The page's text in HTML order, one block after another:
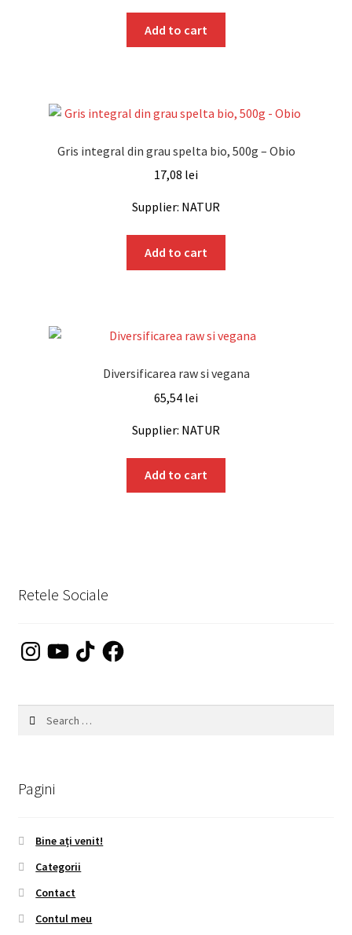
Add to cart
Gris integral din grau spelta bio, 500g – Obio
17,08 lei
Supplier: NATUR
Add to cart
Diversificarea raw si vegana
65,54 lei
Supplier: NATUR
Add to cart
Retele Sociale
InstagramYouTubeTikTokFacebook
Pagini
Bine ați venit!
Categorii
Contact
Contul meu